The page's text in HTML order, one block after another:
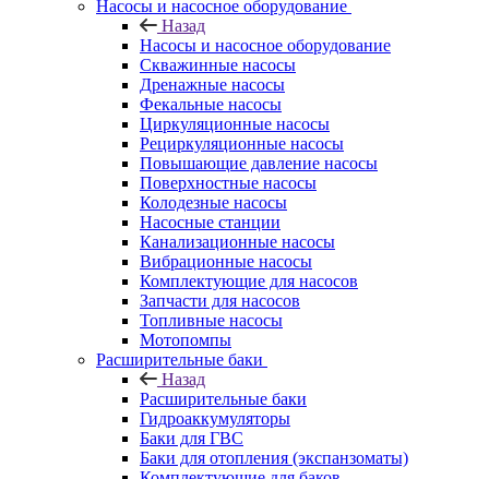
Насосы и насосное оборудование
Назад
Насосы и насосное оборудование
Скважинные насосы
Дренажные насосы
Фекальные насосы
Циркуляционные насосы
Рециркуляционные насосы
Повышающие давление насосы
Поверхностные насосы
Колодезные насосы
Насосные станции
Канализационные насосы
Вибрационные насосы
Комплектующие для насосов
Запчасти для насосов
Топливные насосы
Мотопомпы
Расширительные баки
Назад
Расширительные баки
Гидроаккумуляторы
Баки для ГВС
Баки для отопления (экспанзоматы)